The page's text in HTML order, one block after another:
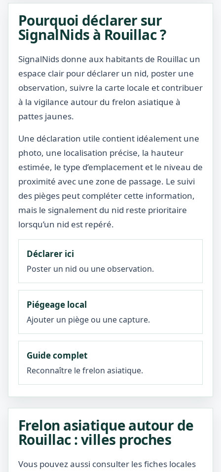
Pourquoi déclarer sur
SignalNids à Rouillac ?
SignalNids donne aux habitants de Rouillac un
espace clair pour déclarer un nid, poster une
observation, suivre la carte locale et contribuer
à la vigilance autour du frelon asiatique à
pattes jaunes.
Une déclaration utile contient idéalement une
photo, une localisation précise, la hauteur
estimée, le type d’emplacement et le niveau de
proximité avec une zone de passage. Le suivi
des pièges peut compléter cette information,
mais le signalement du nid reste prioritaire
lorsqu’un nid est repéré.
Déclarer ici
Poster un nid ou une observation.
Piégeage local
Ajouter un piège ou une capture.
Guide complet
Reconnaître le frelon asiatique.
Frelon asiatique autour de
Rouillac : villes proches
Vous pouvez aussi consulter les fiches locales